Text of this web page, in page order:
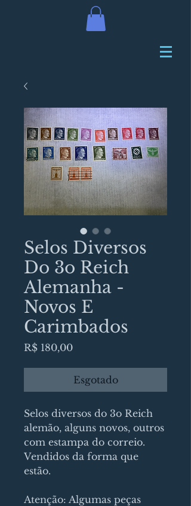
Selos Diversos
Do 3o Reich
Alemanha -
Novos E
Carimbados
R$ 180,00Preço
Esgotado
Selos diversos do 3o Reich
alemão, alguns novos, outros
com estampa do correio.
Vendidos da forma que
estão.
Atenção: Algumas peças